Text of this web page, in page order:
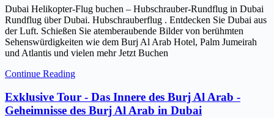
Dubai Helikopter-Flug buchen – Hubschrauber-Rundflug in Dubai
Rundflug über Dubai. Hubschrauberflug . Entdecken Sie Dubai aus
der Luft. Schießen Sie atemberaubende Bilder von berühmten
Sehenswürdigkeiten wie dem Burj Al Arab Hotel, Palm Jumeirah
und Atlantis und vielen mehr Jetzt Buchen
Continue Reading
Exklusive Tour - Das Innere des Burj Al Arab -
Geheimnisse des Burj Al Arab in Dubai